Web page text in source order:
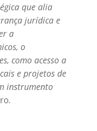
que alia
jurídica e
a
o
como acesso a
e projetos de
instrumento